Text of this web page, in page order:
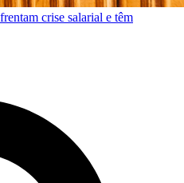
crise salarial e têm